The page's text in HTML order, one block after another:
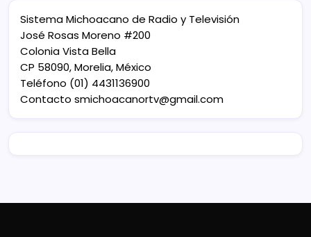
Sistema Michoacano de Radio y Televisión
José Rosas Moreno #200
Colonia Vista Bella
CP 58090, Morelia, México
Teléfono (01) 4431136900
Contacto smichoacanortv@gmail.com